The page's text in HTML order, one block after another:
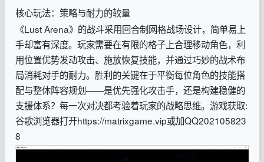
核心玩法：策略与耐力的较量
《Lust Arena》的战斗采用回合制网格战场设计，简单易上
手却富有深度。玩家需要在有限的格子上合理移动角色，利
用位置优势发动攻击、施放恢复技能，并通过巧妙的战术布
局消耗对手的耐力。胜利的关键在于平衡每位角色的技能搭
配与整体阵容规划——是优先强化攻击手，还是构建稳健的
支援体系？每一次对决都考验着玩家的战略思维。 游戏获取:
谷歌浏览器打开https://matrixgame.vip或加QQ202105823
8